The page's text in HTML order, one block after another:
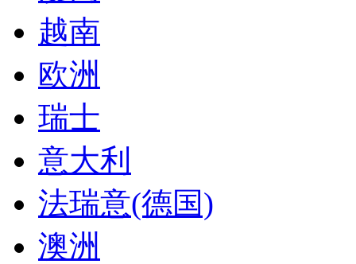
越南
欧洲
瑞士
意大利
法瑞意(德国)
澳洲